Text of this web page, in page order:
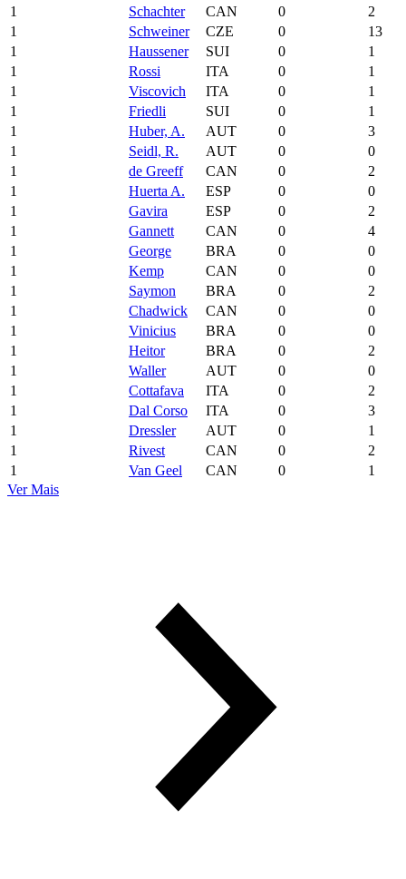
1
Schachter CAN 0
2
1
Schweiner CZE 0
13
1
Haussener SUI 0
1
1
Rossi ITA 0
1
1
Viscovich ITA 0
1
1
Friedli SUI 0
1
1
Huber, A. AUT 0
3
1
Seidl, R. AUT 0
0
1
de Greeff CAN 0
2
1
Huerta A. ESP 0
0
1
Gavira ESP 0
2
1
Gannett CAN 0
4
1
George BRA 0
0
1
Kemp CAN 0
0
1
Saymon BRA 0
2
1
Chadwick CAN 0
0
1
Vinicius BRA 0
0
1
Heitor BRA 0
2
1
Waller AUT 0
0
1
Cottafava ITA 0
2
1
Dal Corso ITA 0
3
1
Dressler AUT 0
1
1
Rivest CAN 0
2
1
Van Geel CAN 0
1
Ver Mais